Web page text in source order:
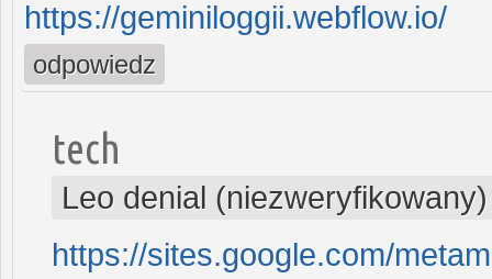
https://geminiloggii.webflow.io/
odpowiedz
tech
Leo denial (niezweryfikowany)
https://sites.google.com/